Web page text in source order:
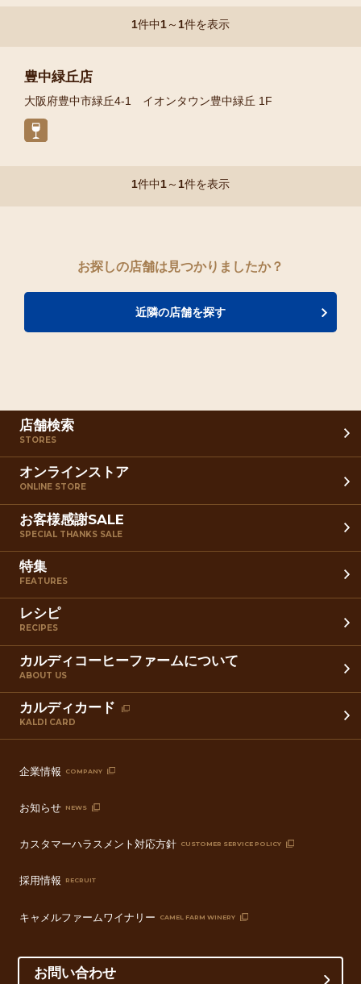
1件中1～1件を表示
豊中緑丘店
大阪府豊中市緑丘4-1 イオンタウン豊中緑丘 1F
1件中1～ 1件を表示
お探しの店舗は見つかりましたか？
近隣の店舗を探す
店舗検索
STORES
オンラインストア
ONLINE STORE
お客様感謝SALE
SPECIAL THANKS SALE
特集
FEATURES
レシピ
RECIPES
カルディコーヒーファームについて
ABOUT US
カルディカード
KALDI CARD
企業情報 COMPANY
お知らせ NEWS
カスタマーハラスメント対応方針 CUSTOMER SERVICE POLICY
採用情報 RECRUIT
キャメルファームワイナリー CAMEL FARM WINERY
お問い合わせ